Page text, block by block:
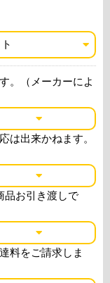
。（メーカーによ
は出来かねます。
品お引き渡しで
料をご請求しま